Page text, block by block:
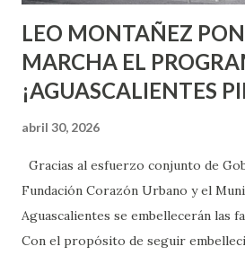
LEO MONTAÑEZ
MARCHA EL
¡AGUASCALIENTES
abril 30, 2026
Gracias al esfuerzo conjunto de
Fundación Corazón Urbano y el
Aguascalientes se embellecerán las
Con el propósito de seguir